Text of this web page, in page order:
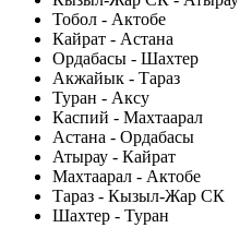
Тобол - Актобе
Кайрат - Астана
Ордабасы - Шахтер
Акжайык - Тараз
Туран - Аксу
Каспий - Махтаарал
Астана - Ордабасы
Атырау - Кайрат
Махтаарал - Актобе
Тараз - Кызыл-Жар СК
Шахтер - Туран